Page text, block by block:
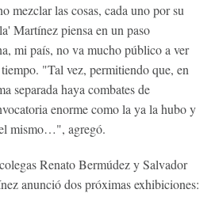
mezclar las cosas, cada uno por su
Martínez piensa en un paso
mi país, no va mucho público a ver
"Tal vez, permitiendo que, en
separada haya combates de
enorme como la ya la hubo y
mismo…", agregó.
Renato Bermúdez y Salvador
anunció dos próximas exhibiciones: